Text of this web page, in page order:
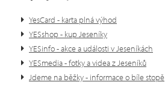
YesCard - karta plná výhod
YESshop - kup Jeseníky
YESinfo - akce a události v Jeseníkách
YESmedia - fotky a videa z Jeseníků
Jdeme na běžky - informace o bíle stopě